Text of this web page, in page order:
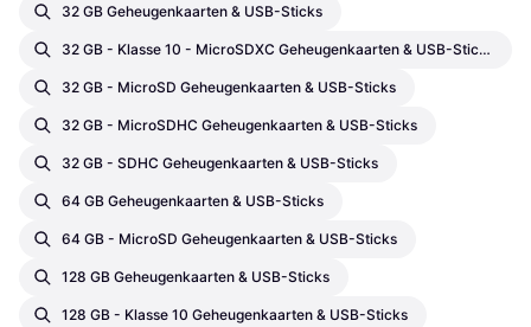
32 GB Geheugenkaarten & USB-Sticks
32 GB - Klasse 10 - MicroSDXC Geheugenkaarten & USB-Sticks
32 GB - MicroSD Geheugenkaarten & USB-Sticks
32 GB - MicroSDHC Geheugenkaarten & USB-Sticks
32 GB - SDHC Geheugenkaarten & USB-Sticks
64 GB Geheugenkaarten & USB-Sticks
64 GB - MicroSD Geheugenkaarten & USB-Sticks
128 GB Geheugenkaarten & USB-Sticks
128 GB - Klasse 10 Geheugenkaarten & USB-Sticks